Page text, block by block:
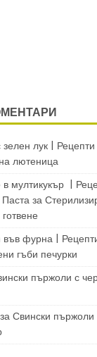
лук | Рецепти
лютеница
в мултикукър |
Пастаза
фурна |
гъби печурки
пържоли с
Свински пържоли